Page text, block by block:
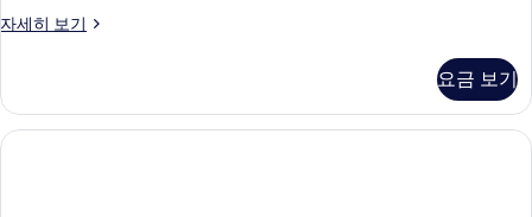
자세히 보기
객
히
보
기
요금 보기